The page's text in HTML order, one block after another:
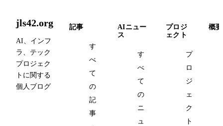
jls42.org
AI、インフ
ラ、テック
プロジェク
トに関する
個人ブログ
記事
す
べ
て
の
記
事
AIニュー
ス
す
べ
て
の
ニ
ュ
プロジ
ェクト
プ
ロ
ジ
ェ
ク
ト
概要